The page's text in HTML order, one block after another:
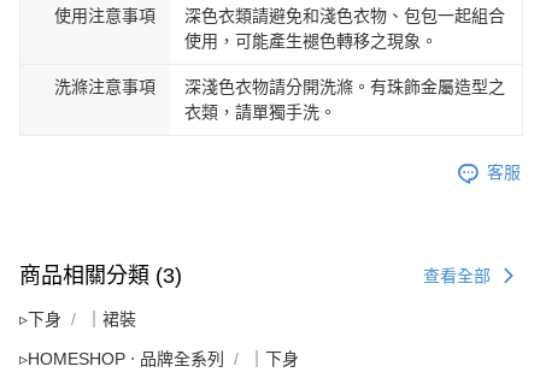
使用注意事項
深色衣類請避免和淺色衣物、包包一起組合
使用，可能產生褪色轉移之現象。
洗滌注意事項
深淺色衣物請分開洗滌。有珠飾金屬造型之
衣類，請單獨手洗。
客服
商品相關分類 (3) 查看全部
▹下身 ｜裙裝
▹HOMESHOP ‧ 品牌全系列 ｜下身